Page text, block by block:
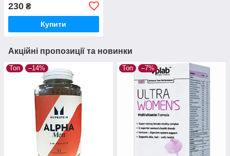
230 ₴
Купити
Акційні пропозиції та новинки
Топ –14% Топ –7%